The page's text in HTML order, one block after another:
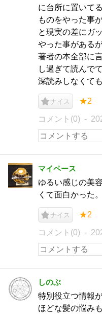
に台所に置いて
ものをやった事
と現実の差にガ
やった事がある
著者の本全部に
し過ぎて読んで
深読みしなくて
ナイス ★2
コメント(0)
マイペース
ゆるい感じの美
くて面白かった。
ナイス ★2
コメント(0)
しのぶ
特別役立つ情報
ほどな髪の悩み